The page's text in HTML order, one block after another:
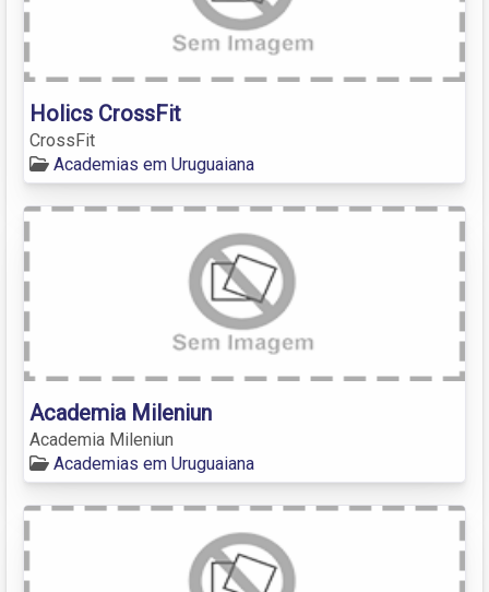
Holics CrossFit
CrossFit
Academias em Uruguaiana
Academia Mileniun
Academia Mileniun
Academias em Uruguaiana